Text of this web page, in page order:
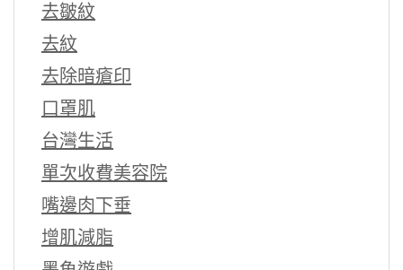
去皺紋
去紋
去除暗瘡印
口罩肌
台灣生活
單次收費美容院
嘴邊肉下垂
增肌減脂